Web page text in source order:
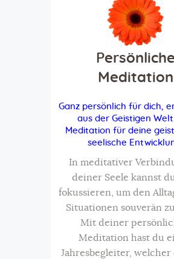
Persönliche
Meditation
Ganz persönlich für dich,
aus der Geistigen
Meditation für deine
seelische
In meditativer
deiner Seele kannst
fokussieren, um den
Situationen souverän
Mit deiner
Meditation hast du
Jahresbegleiter, welcher